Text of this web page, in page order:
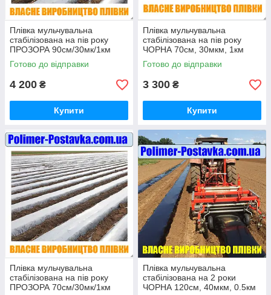
Плівка мульчувальна
стабілізована на пів року
ПРОЗОРА 90см/30мк/1км
Готово до відправки
4 200 ₴
Купити
Плівка мульчувальна
стабілізована на пів року
ЧОРНА 70см, 30мкм, 1км
Готово до відправки
3 300 ₴
Купити
Плівка мульчувальна
стабілізована на пів року
ПРОЗОРА 70см/30мк/1км
Плівка мульчувальна
стабілізована на 2 роки
ЧОРНА 120см, 40мкм, 0.5км